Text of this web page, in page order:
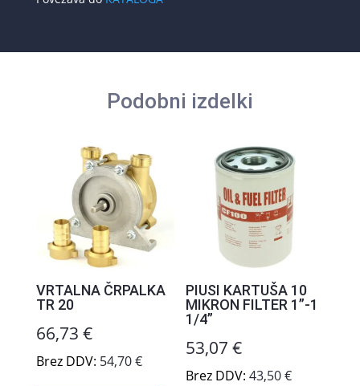
Podobni izdelki
VRTALNA ČRPALKA
TR 20
66,73 €
Brez DDV: 54,70€
PIUSI KARTUŠA 10
MIKRON FILTER 1”-1
1/4”
53,07€
Brez DDV:43,50€